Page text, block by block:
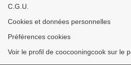
C.G.U.
Cookies et données personnelles
Préférences cookies
Voir le profil de coocooningcook sur le